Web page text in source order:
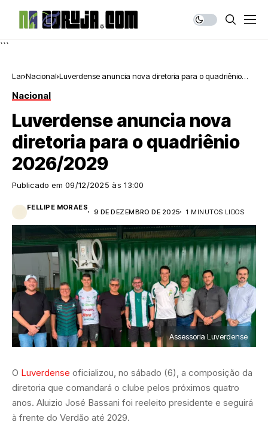
```
Lar Nacional Luverdense anuncia nova diretoria para o quadriênio
Nacional
Luverdense anuncia nova
diretoria para o quadriênio
2026/2029
Publicado em 09/12/2025 às 13:00
FELLIPE MORAES
9 DE DEZEMBRO DE 2025 1 MINUTOS LIDOS
Assessoria Luverdense
O Luverdense oficializou, no sábado (6), a composição da
diretoria que comandará o clube pelos próximos quatro
anos. Aluizio José Bassani foi reeleito presidente e seguirá
à frente do Verdão até 2029.